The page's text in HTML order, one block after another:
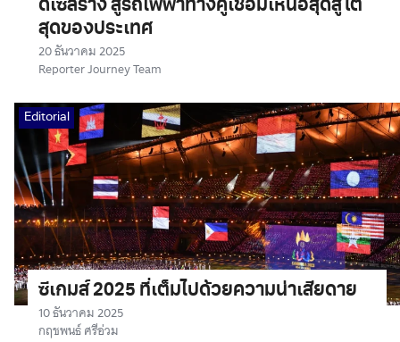
ดีเซลราง สู่รถไฟฟ้าทางคู่เชื่อมเหนือสุดสู่ใต้
สุดของประเทศ
20 ธันวาคม 2025
Reporter Journey Team
Editorial
ซีเกมส์ 2025 ที่เต็มไปด้วยความน่าเสียดาย
10 ธันวาคม 2025
กฤชพนธ์ ศรีอ่วม